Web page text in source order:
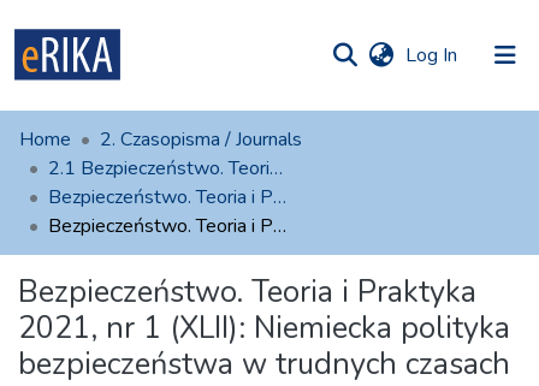
Log In (current)
UAFM
Information
For authors
Contact
Home
2. Czasopisma / Journals
2.1 Bezpieczeństwo. Teoria i Praktyka
Bezpieczeństwo. Teoria i Praktyka, 2021
Bezpieczeństwo. Teoria i Praktyka 2021, nr 1 (XLII): Niemiecka polityka bezpieczeństwa w trudnych czasach
Bezpieczeństwo. Teoria i Praktyka
2021, nr 1 (XLII): Niemiecka polityka
bezpieczeństwa w trudnych czasach